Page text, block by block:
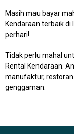
Masih mau bayar
Kendaraan terbaik di
perhari!
Tidak perlu mahal
Rental Kendaraan.
manufaktur,
genggaman.